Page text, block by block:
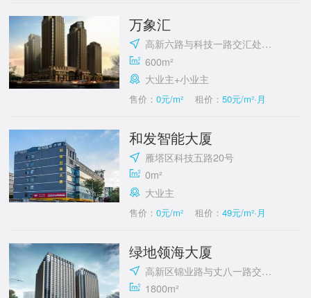
万象汇
高新六路与科技一路交汇处东南角
600m²
大业主+小业主
售价：0元/m² 租价： 50元/m²·月
和发智能大厦
雁塔区科技五路20号
0m²
大业主
售价：0元/m² 租价： 49元/m²·月
绿地领海大厦
高新区锦业路与丈八一路交汇处
1800m²